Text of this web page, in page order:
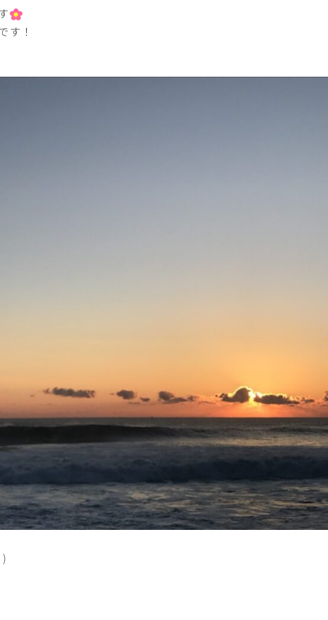
す！